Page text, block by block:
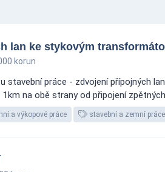
lan ke stykovým
korun
stavební práce - zdvojení přípojných
na obě strany od připojení
a výkopové práce stavební a zemní práce